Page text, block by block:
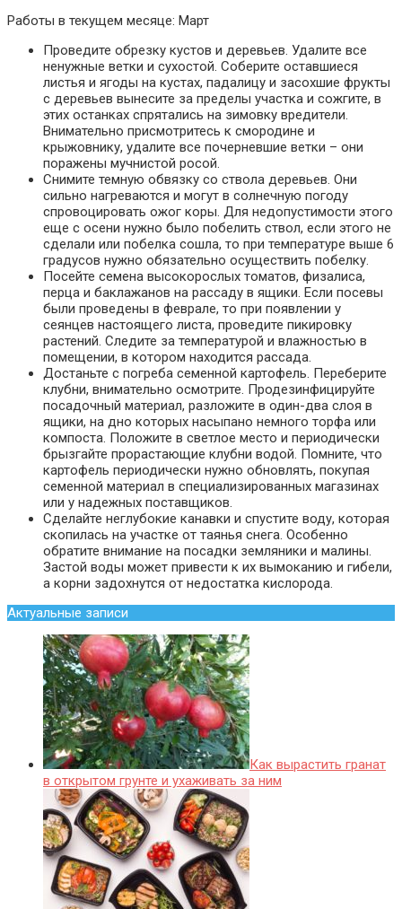
Работы в текущем месяце: Март
Проведите обрезку кустов и деревьев. Удалите все
ненужные ветки и сухостой. Соберите оставшиеся
листья и ягоды на кустах, падалицу и засохшие фрукты
с деревьев вынесите за пределы участка и сожгите, в
этих останках спрятались на зимовку вредители.
Внимательно присмотритесь к смородине и
крыжовнику, удалите все почерневшие ветки – они
поражены мучнистой росой.
Снимите темную обвязку со ствола деревьев. Они
сильно нагреваются и могут в солнечную погоду
спровоцировать ожог коры. Для недопустимости этого
еще с осени нужно было побелить ствол, если этого не
сделали или побелка сошла, то при температуре выше 6
градусов нужно обязательно осуществить побелку.
Посейте семена высокорослых томатов, физалиса,
перца и баклажанов на рассаду в ящики. Если посевы
были проведены в феврале, то при появлении у
сеянцев настоящего листа, проведите пикировку
растений. Следите за температурой и влажностью в
помещении, в котором находится рассада.
Достаньте с погреба семенной картофель. Переберите
клубни, внимательно осмотрите. Продезинфицируйте
посадочный материал, разложите в один-два слоя в
ящики, на дно которых насыпано немного торфа или
компоста. Положите в светлое место и периодически
брызгайте прорастающие клубни водой. Помните, что
картофель периодически нужно обновлять, покупая
семенной материал в специализированных магазинах
или у надежных поставщиков.
Сделайте неглубокие канавки и спустите воду, которая
скопилась на участке от таянья снега. Особенно
обратите внимание на посадки земляники и малины.
Застой воды может привести к их вымоканию и гибели,
а корни задохнутся от недостатка кислорода.
Актуальные записи
Как вырастить гранат
в открытом грунте и ухаживать за ним